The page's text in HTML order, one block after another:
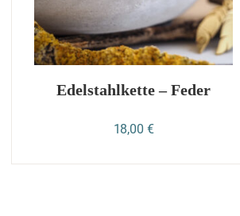
Edelstahlkette – Feder
18,00 €